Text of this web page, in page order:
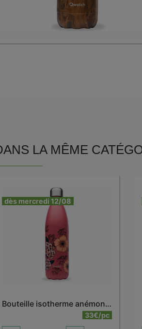
LA MÊME
dès mercredi 12/08
Bouteille isotherme anémone 500 ml
33€/pc